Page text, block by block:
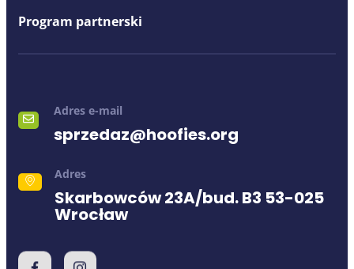
Program partnerski
Adres e-mail
sprzedaz@hoofies.org
Adres
Skarbowców 23A/bud. B3 53-025
Wrocław